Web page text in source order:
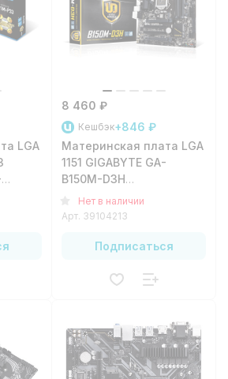
LGA
2xUSB3.0/4xUSB2.0/2xPS/2/1xDVI-
8 460 ₽
Кешбэк+846 ₽
Материнская плата LGA
1151 GIGABYTE GA-
B150M-D3H
B150/4xDDR4/1xPCI-
e16/1xPCI-
D/1xVGA/1xH
Нет в наличии
Арт. 39104213
Подписаться